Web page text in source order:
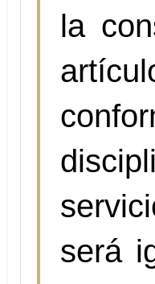
la
será